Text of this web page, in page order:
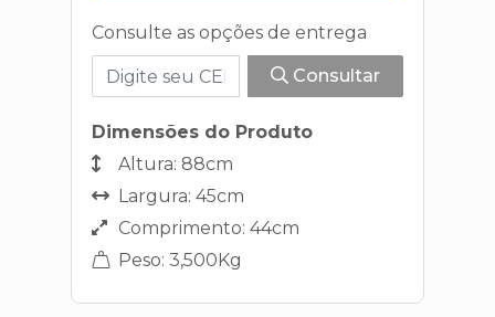
Consulte as opções de entrega
Consultar
Dimensões do Produto
Altura: 88cm
Largura: 45cm
Comprimento: 44cm
Peso: 3,500Kg